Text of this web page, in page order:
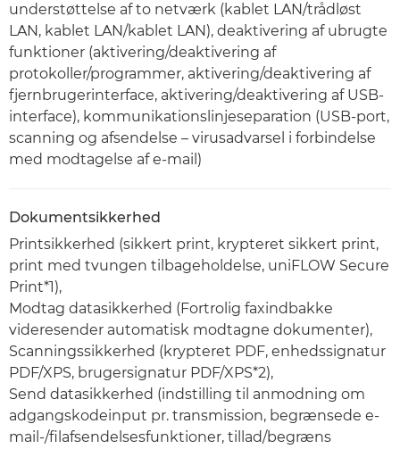
understøttelse af to netværk (kablet LAN/trådløst
LAN, kablet LAN/kablet LAN), deaktivering af ubrugte
funktioner (aktivering/deaktivering af
protokoller/programmer, aktivering/deaktivering af
fjernbrugerinterface, aktivering/deaktivering af USB-
interface), kommunikationslinjeseparation (USB-port,
scanning og afsendelse – virusadvarsel i forbindelse
med modtagelse af e-mail)
Dokumentsikkerhed
Printsikkerhed (sikkert print, krypteret sikkert print,
print med tvungen tilbageholdelse, uniFLOW Secure
Print*1),
Modtag datasikkerhed (Fortrolig faxindbakke
videresender automatisk modtagne dokumenter),
Scanningssikkerhed (krypteret PDF, enhedssignatur
PDF/XPS, brugersignatur PDF/XPS*2),
Send datasikkerhed (indstilling til anmodning om
adgangskodeinput pr. transmission, begrænsede e-
mail-/filafsendelsesfunktioner, tillad/begræns